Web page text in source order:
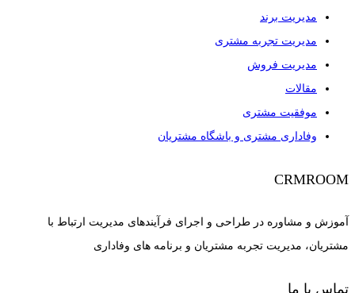
مدیریت برند
مدیریت تجربه مشتری
مدیریت فروش
مقالات
موفقیت مشتری
وفاداری مشتری و باشگاه مشتریان
CRMROOM
آموزش و مشاوره در طراحی و اجرای فرآیندهای مدیریت ارتباط با
مشتریان، مدیریت تجربه مشتریان و برنامه های وفاداری
تماس با ما